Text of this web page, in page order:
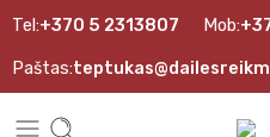
Tel:+370 5 2313807 Mob:
Paštas: